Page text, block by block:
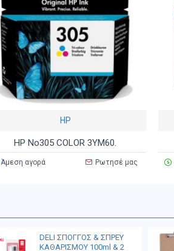
HP
HP No305 COLOR 3YM60.
Άμεση αγορά Ρωτησέ μας
DELI ΣΠΟΓΓΟΣ & ΣΠΡΕΥ
ΚΑΘΑΡΙΣΜΟΥ 100ml & 2